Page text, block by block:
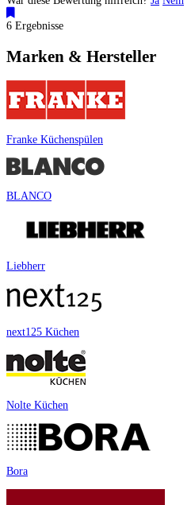
6 Ergebnisse
Marken & Hersteller
Franke Küchenspülen
BLANCO
Liebherr
next125 Küchen
Nolte Küchen
Bora